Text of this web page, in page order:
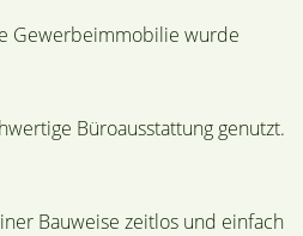
Gewerbeimmobilie wurde
Büroausstattung genutzt.
Bauweise zeitlos und einfach